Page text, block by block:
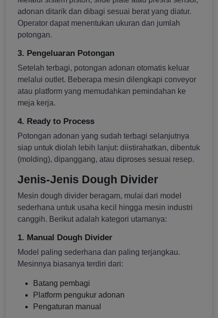
adonan ditarik dan dibagi sesuai berat yang diatur.
Operator dapat menentukan ukuran dan jumlah
potongan.
3. Pengeluaran Potongan
Setelah terbagi, potongan adonan otomatis keluar
melalui outlet. Beberapa mesin dilengkapi conveyor
atau platform yang memudahkan pemindahan ke
meja kerja.
4. Ready to Process
Potongan adonan yang sudah terbagi selanjutnya
siap untuk diolah lebih lanjut: diistirahatkan, dibentuk
(molding), dipanggang, atau diproses sesuai resep.
Jenis-Jenis Dough Divider
Mesin dough divider beragam, mulai dari model
sederhana untuk usaha kecil hingga mesin industri
canggih. Berikut adalah kategori utamanya:
1. Manual Dough Divider
Model paling sederhana dan paling terjangkau.
Mesinnya biasanya terdiri dari:
Batang pembagi
Platform pengukur adonan
Pengaturan manual